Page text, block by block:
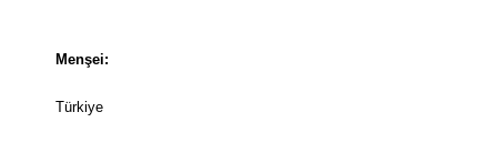
Menşei:
Türkiye